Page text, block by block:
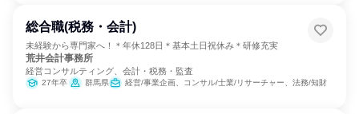
総合職(税務・会計)
未経験から専門家へ！＊年休128日＊基本土日祝休み＊研修充実
荒井会計事務所
経営コンサルティング、会計・税務・監査
27年卒 群馬県 経営/事業企画、コンサル/士業/リサーチャー、法務/知財